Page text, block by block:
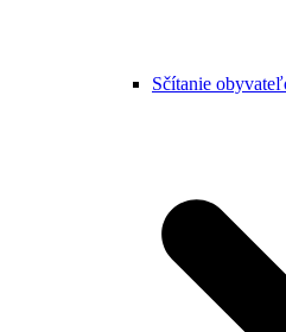
Sčítanie